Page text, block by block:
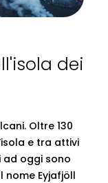
dei
Oltre 130
e tra attivi
ad oggi sono
nome Eyjafjöll